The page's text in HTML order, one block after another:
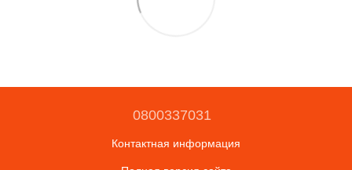
0800337031
Контактная информация